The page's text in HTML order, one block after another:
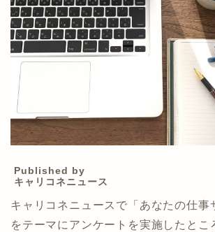
Published by
キャリコネニュース
キャリコネニュースで「あなたの仕事
をテーマにアンケートを実施したとこ